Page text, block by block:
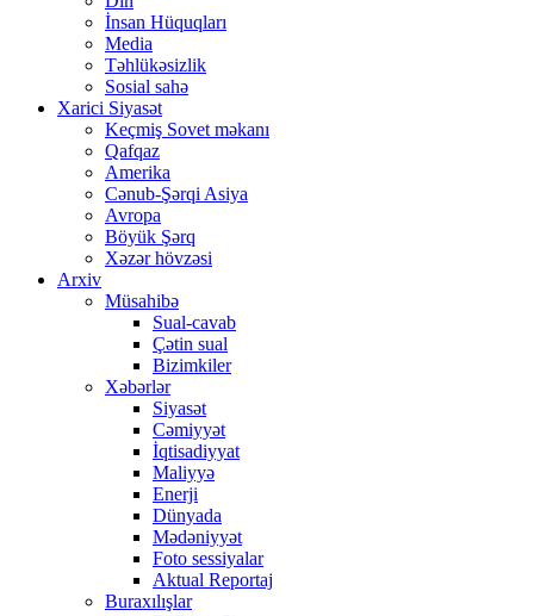
İnsan Hüquqları
Media
Təhlükəsizlik
Sosial sahə
Xarici Siyasət
Keçmiş Sovet məkanı
Qafqaz
Amerika
Cənub-Şərqi Asiya
Avropa
Böyük Şərq
Xəzər hövzəsi
Arxiv
Müsahibə
Sual-cavab
Çətin sual
Bizimkiler
Xəbərlər
Siyasət
Cəmiyyət
İqtisadiyyat
Maliyyə
Enerji
Dünyada
Mədəniyyət
Foto sessiyalar
Aktual Reportaj
Buraxılışlar